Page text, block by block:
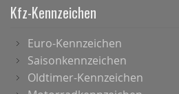
Kfz-Kennzeichen
Euro-Kennzeichen
Saisonkennzeichen
Oldtimer-Kennzeichen